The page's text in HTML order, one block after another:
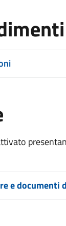
e documenti